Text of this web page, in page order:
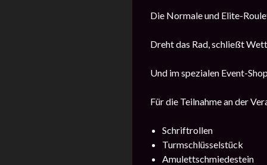
Die Normale und Elite-
Dreht das Rad, schließt
Und im spezialen Event-
Für die Teilnahme an der
Schriftrollen
Turmschlüsselstück
Amulettschmiedestein